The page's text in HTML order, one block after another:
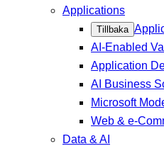
Applications
Tillbaka
AI-Enabled
Application
AI Business
Microsoft
Web & e-
Data & AI